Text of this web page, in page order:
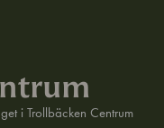
i Trollbäcken Centrum